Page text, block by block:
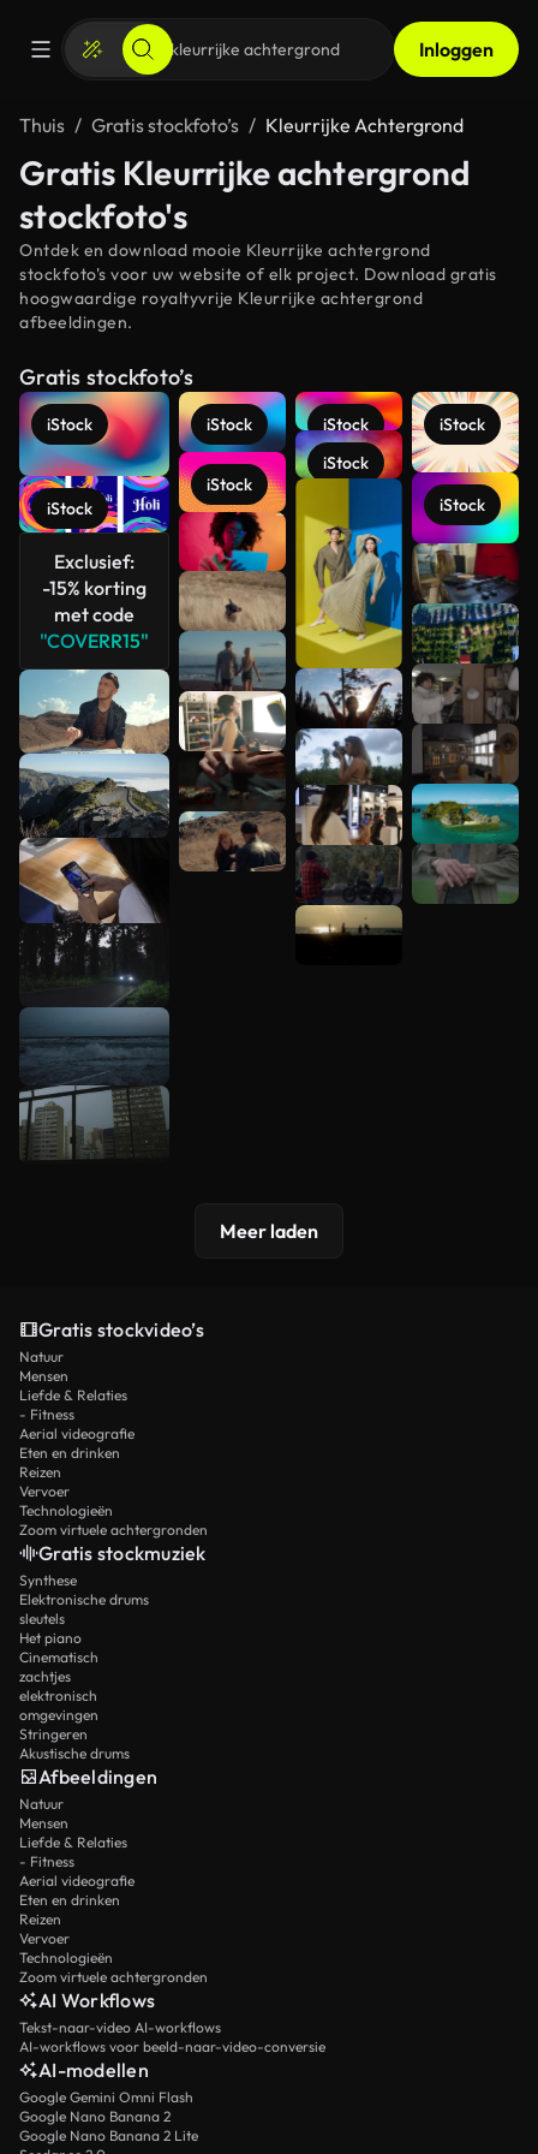
Inloggen
Thuis Gratis stockfoto’s Kleurrijke Achtergrond
Gratis Kleurrijke achtergrond
stockfoto's
Ontdek en download mooie Kleurrijke achtergrond
stockfoto's voor uw website of elk project. Download gratis
hoogwaardige royaltyvrije Kleurrijke achtergrond
afbeeldingen.
Gratis stockfoto’s
iStock
iStock
Exclusief:
-15% korting
met code
"COVERR15"
iStock
iStock
iStock
iStock
iStock
iStock
Meer
bekijken
Meer laden
Gratis stockvideo’s
Natuur
Mensen
Liefde & Relaties
- Fitness
Aerial videografie
Eten en drinken
Reizen
Vervoer
Technologieën
Zoom virtuele achtergronden
Gratis stockmuziek
Synthese
Elektronische drums
sleutels
Het piano
Cinematisch
zachtjes
elektronisch
omgevingen
Stringeren
Akustische drums
Afbeeldingen
Natuur
Mensen
Liefde & Relaties
- Fitness
Aerial videografie
Eten en drinken
Reizen
Vervoer
Technologieën
Zoom virtuele achtergronden
AI Workflows
Tekst-naar-video AI-workflows
AI-workflows voor beeld-naar-video-conversie
AI-modellen
Google Gemini Omni Flash
Google Nano Banana 2
Google Nano Banana 2 Lite